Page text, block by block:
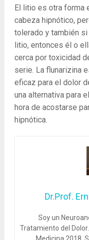
El litio es otra forma
cabeza hipnótico,
tolerado y también
litio, entonces él o
cerca por toxicidad
serie. La flunarizina
eficaz para el dolor
una alternativa para
hora de acostarse
hipnótica.
Dr.Prof.
Soy un
Tratamiento del
Medicina 2018.